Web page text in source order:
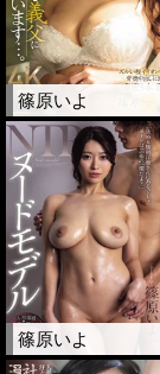
篠原いよ
篠原いよ